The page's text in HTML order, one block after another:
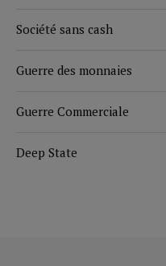
Société sans cash
Guerre des monnaies
Guerre Commerciale
Deep State